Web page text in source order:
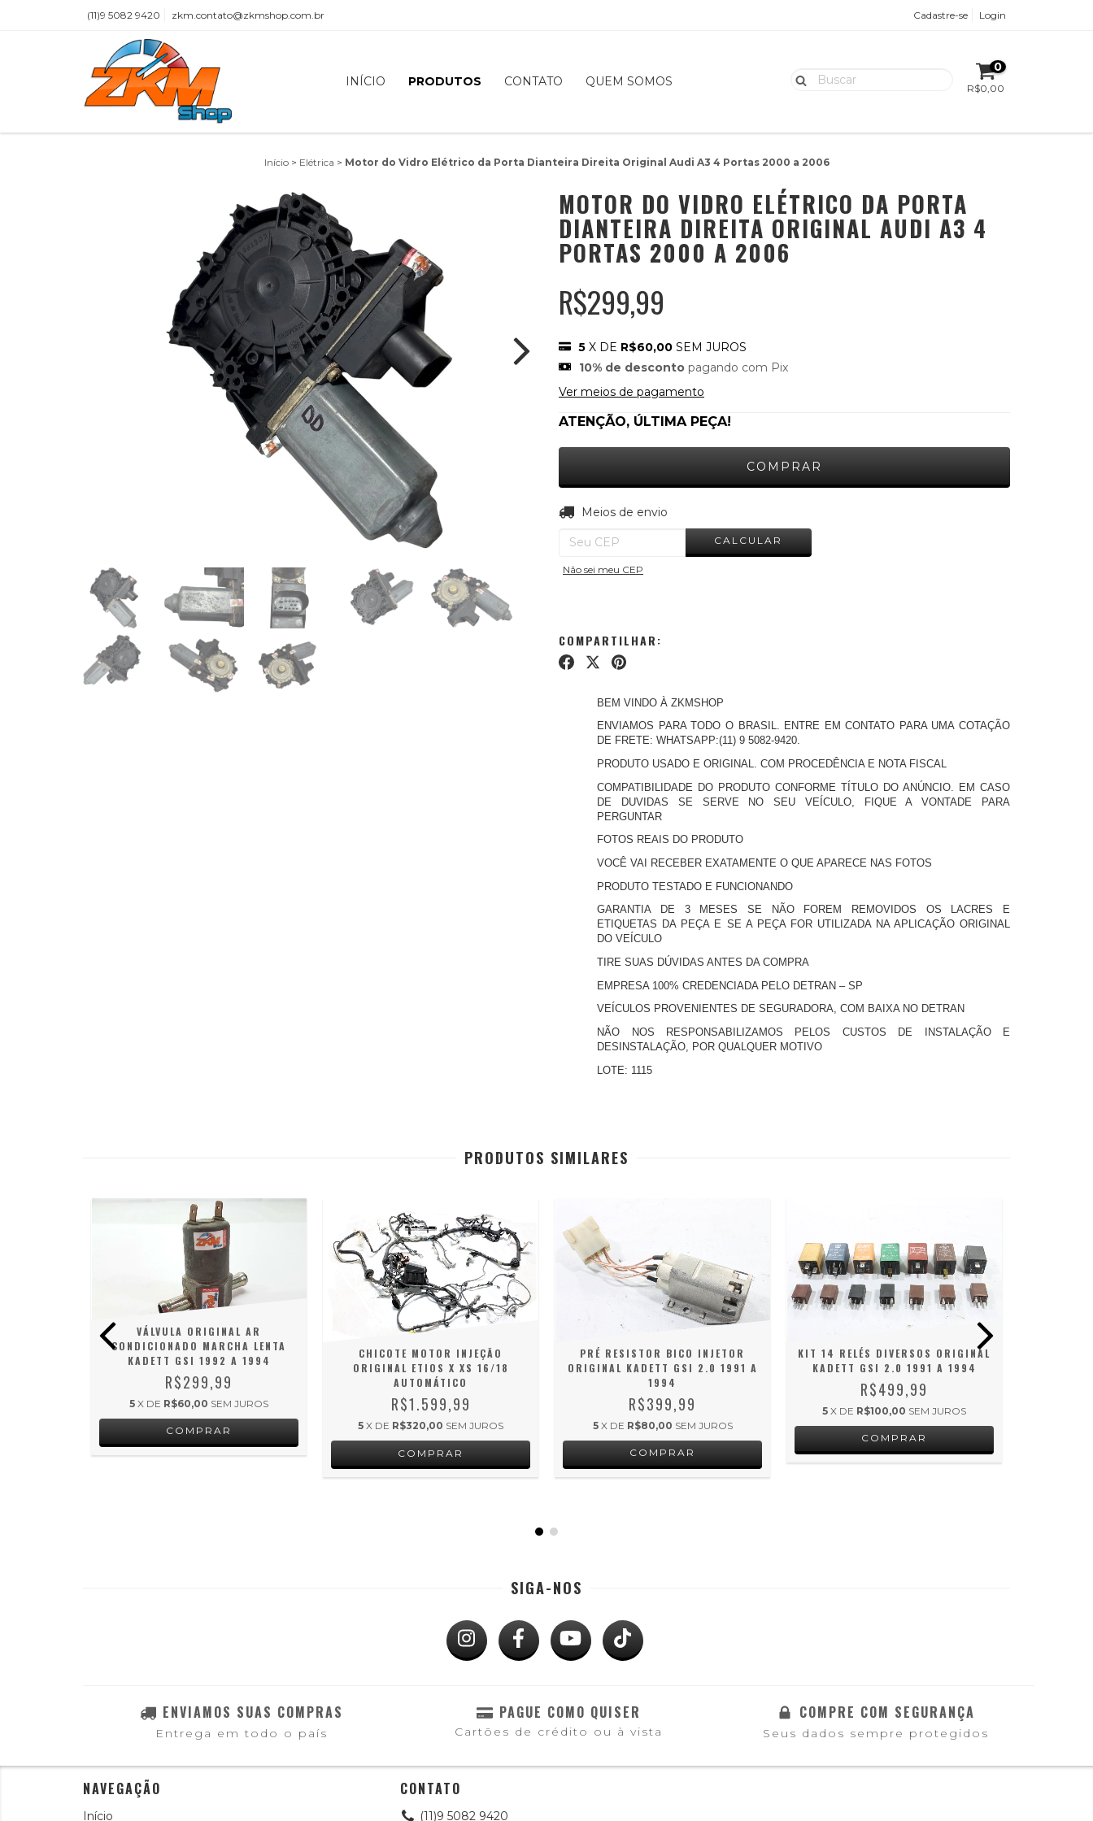
(11)9 5082 9420 zkm.contato@zkmshop.com.br Cadastre-se Login
INÍCIO PRODUTOS CONTATO QUEM SOMOS
0
R$0,00
Início > Elétrica > Motor do Vidro Elétrico da Porta Dianteira Direita Original Audi A3 4 Portas 2000 a 2006
MOTOR DO VIDRO ELÉTRICO DA PORTA
DIANTEIRA DIREITA ORIGINAL AUDI A3 4
PORTAS 2000 A 2006
R$299,99
5 X DE R$60,00 SEM JUROS
10% de desconto pagando com Pix
Ver meios de pagamento
ATENÇÃO, ÚLTIMA PEÇA!
Entregas para o CEP:
Meios de envio
CALCULAR
Não sei meu CEP
COMPARTILHAR:
BEM VINDO À ZKMSHOP
ENVIAMOS PARA TODO O BRASIL. ENTRE EM CONTATO PARA UMA COTAÇÃO
DE FRETE: WHATSAPP:(11) 9 5082-9420.
PRODUTO USADO E ORIGINAL. COM PROCEDÊNCIA E NOTA FISCAL
COMPATIBILIDADE DO PRODUTO CONFORME TÍTULO DO ANÚNCIO. EM CASO
DE DUVIDAS SE SERVE NO SEU VEÍCULO, FIQUE A VONTADE PARA
PERGUNTAR
FOTOS REAIS DO PRODUTO
VOCÊ VAI RECEBER EXATAMENTE O QUE APARECE NAS FOTOS
PRODUTO TESTADO E FUNCIONANDO
GARANTIA DE 3 MESES SE NÃO FOREM REMOVIDOS OS LACRES E
ETIQUETAS DA PEÇA E SE A PEÇA FOR UTILIZADA NA APLICAÇÃO ORIGINAL
DO VEÍCULO
TIRE SUAS DÚVIDAS ANTES DA COMPRA
EMPRESA 100% CREDENCIADA PELO DETRAN – SP
VEÍCULOS PROVENIENTES DE SEGURADORA, COM BAIXA NO DETRAN
NÃO NOS RESPONSABILIZAMOS PELOS CUSTOS DE INSTALAÇÃO E
DESINSTALAÇÃO, POR QUALQUER MOTIVO
LOTE: 1115
PRODUTOS SIMILARES
VÁLVULA ORIGINAL AR
CONDICIONADO MARCHA LENTA
KADETT GSI 1992 A 1994
R$299,99
5 X DE R$60,00 SEM JUROS
CHICOTE MOTOR INJEÇÃO
ORIGINAL ETIOS X XS 16/18
AUTOMÁTICO
R$1.599,99
5 X DE R$320,00 SEM JUROS
PRÉ RESISTOR BICO INJETOR
ORIGINAL KADETT GSI 2.0 1991 A
1994
R$399,99
5 X DE R$80,00 SEM JUROS
KIT 14 RELÉS DIVERSOS ORIGINAL
KADETT GSI 2.0 1991 A 1994
R$499,99
5 X DE R$100,00 SEM JUROS
SIGA-NOS
ENVIAMOS SUAS COMPRAS
Entrega em todo o país
PAGUE COMO QUISER
Cartões de crédito ou à vista
COMPRE COM SEGURANÇA
Seus dados sempre protegidos
NAVEGAÇÃO
Início
CONTATO
(11)9 5082 9420